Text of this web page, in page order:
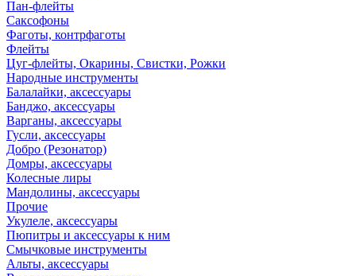
Пан-флейты
Саксофоны
Фаготы, контрфаготы
Флейты
Цуг-флейты, Окарины, Свистки, Рожки
Народные инструменты
Балалайки, аксессуары
Банджо, аксессуары
Варганы, аксессуары
Гусли, аксессуары
Добро (Резонатор)
Домры, аксессуары
Колесные лиры
Мандолины, аксессуары
Прочие
Укулеле, аксессуары
Пюпитры и аксессуары к ним
Смычковые инструменты
Альты, аксессуары